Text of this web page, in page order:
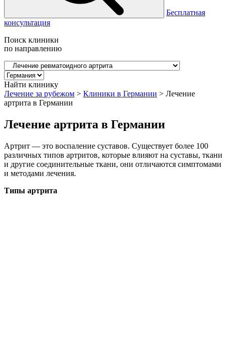
Бесплатная
консультация
Поиск клиники
по направлению
Найти клинику
Лечение за рубежом > Клиники в Германии > Лечение
артрита в Германии
Лечение артрита в Германии
Артрит — это воспаление суставов. Существует более 100
различных типов артритов, которые влияют на суставы, ткани
и другие соединительные ткани, они отличаются симптомами
и методами лечения.
Типы артрита